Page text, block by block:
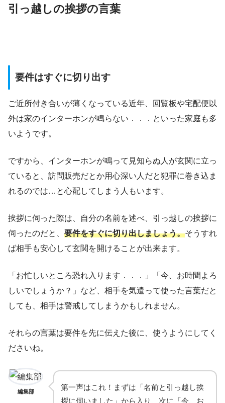
引っ越しの挨拶の言葉
要件はすぐに切り出す
ご近所付き合いが薄くなっている近年、回覧板や宅配便以
外は家のインターホンが鳴らない．．．といった家庭も多
いようです。
ですから、インターホンが鳴って見知らぬ人が玄関に立っ
ていると、訪問販売だとか用心深い人だと犯罪に巻き込ま
れるのでは…と心配してしまう人もいます。
挨拶に伺った際は、自分の名前を述べ、引っ越しの挨拶に
伺ったのだと、 要件をすぐに切り出しましょう。そうすれ
ば相手も安心して玄関を開けることが出来ます。
「お忙しいところ恐れ入ります．．．」「今、お時間よろ
しいでしょうか？」など、相手を気遣って使った言葉だと
しても、相手は警戒してしまうかもしれません。
それらの言葉は要件を先に伝えた後に、使うようにしてく
ださいね。
編集部
第一声はこれ！まずは「名前と引っ越し挨
拶に伺いました」から入り、次に「今、お